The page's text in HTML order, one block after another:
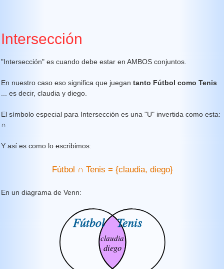
Intersección
"Intersección" es cuando debe estar en AMBOS conjuntos.
En nuestro caso eso significa que juegan tanto Fútbol como Tenis
... es decir, claudia y diego.
El símbolo especial para Intersección es una "U" invertida como esta:
∩
Y así es como lo escribimos:
Fútbol ∩ Tenis = {claudia, diego}
En un diagrama de Venn: